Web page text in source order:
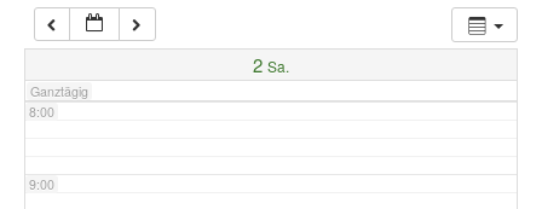
2 Sa.
Ganztägig
7:00
8:00
9:00